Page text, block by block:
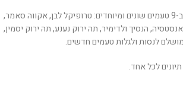
מארז המכיל 45 תיוני תה ב-9 טעמים שונים ומיוחדים: טרופיקל לבן, אקווה סאמר,
הנסיך ולדימיר, תה ירוק נענע, תה ירוק יסמין,
לנסות ולגלות טעמים חדשים.